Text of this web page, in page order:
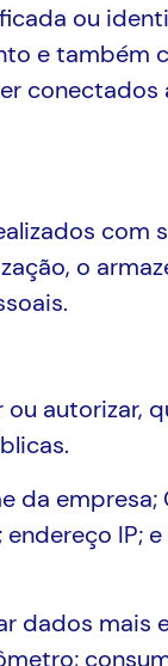
ou
e
conectados
com
o
autorizar,
empresa;
IP;
dados mais